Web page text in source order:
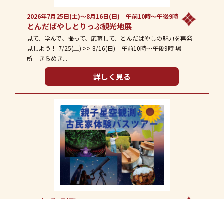
2026年7月25日(土)～8月16日(日) 午前10時～午後9時
とんだばやしとりっぷ観光地展
見て、学んで、撮って、応募して、とんだばやしの魅力を再発
見しよう！ 7/25(土) >> 8/16(日) 午前10時〜午後9時 場
所 きらめき...
詳しく見る